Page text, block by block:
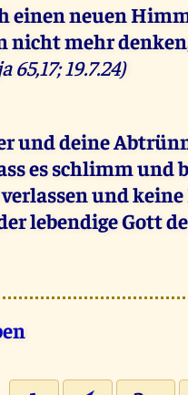
einen neuen
nicht mehr
65,17; 19.7.24)
und deine
es schlimm und
verlassen und
lebendige Gott